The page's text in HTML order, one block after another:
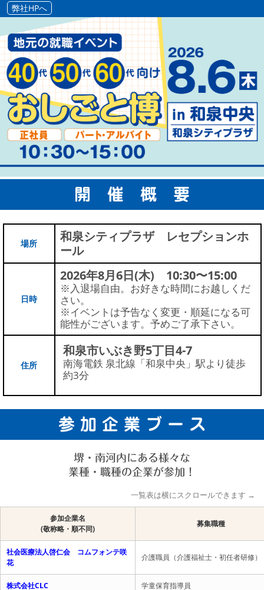
弊社HPへ
開 催 概 要
場所
和泉シティプラザ レセプションホ
ール
日時
2026年8月6日(木) 10:30〜15:00
※入退場自由。お好きな時間にお越しくだ
さい。
※イベントは予告なく変更・順延になる可
能性がございます。予めご了承下さい。
住所
和泉市いぶき野5丁目4-7
南海電鉄 泉北線「和泉中央」駅より徒歩
約3分
参 加 企 業 ブ ー ス
堺・南河内にある様々な
業種・職種の企業が参加！
一覧表は横にスクロールできます →
参加企業名
(敬称略・順不同)
募集職種
社会医療法人啓仁会 コムフォンテ咲
花
介護職員（介護福祉士・初任者研修）
株式会社CLC 学童保育指導員